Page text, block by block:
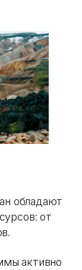
обладают
от
активно